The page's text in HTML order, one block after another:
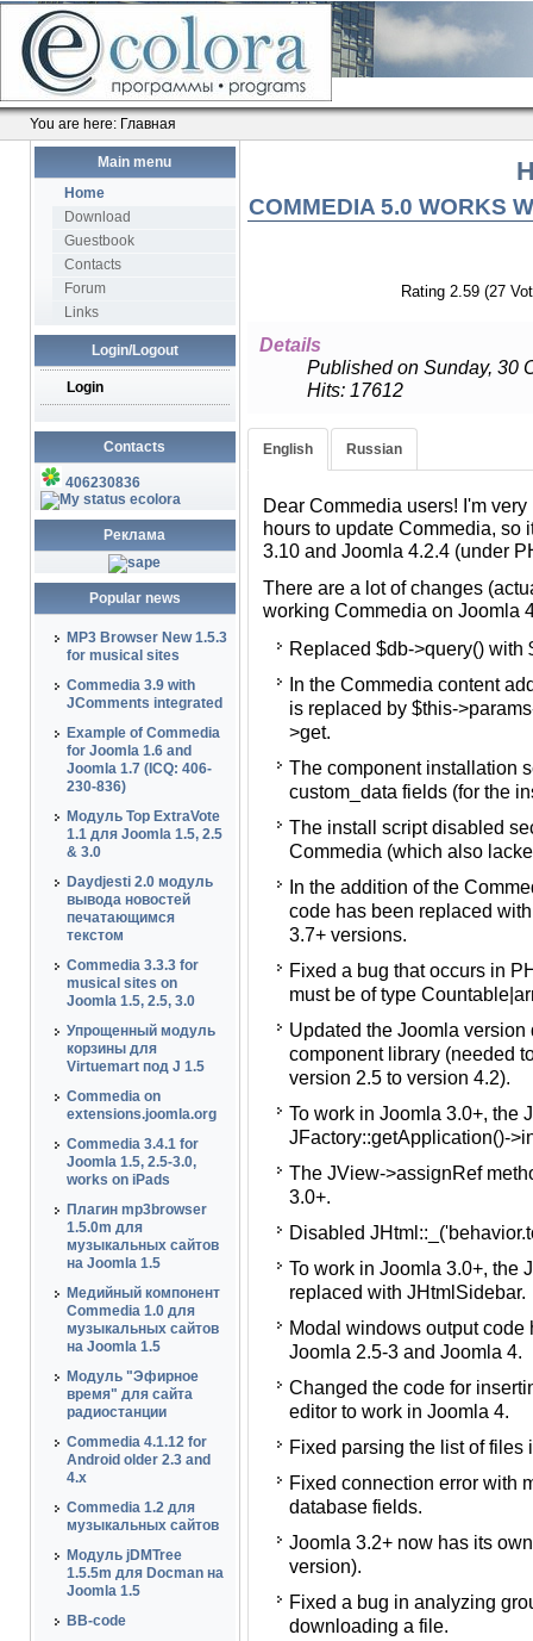
You are here: Главная
Main menu
Home
Download
Guestbook
Contacts
Forum
Links
Login/Logout
Login
Contacts
406230836
ecolora
Реклама
Popular news
MP3 Browser New 1.5.3
for musical sites
Commedia 3.9 with
JComments integrated
Example of Commedia
for Joomla 1.6 and
Joomla 1.7 (ICQ: 406-
230-836)
Модуль Top ExtraVote
1.1 для Joomla 1.5, 2.5
& 3.0
Daydjesti 2.0 модуль
вывода новостей
печатающимся
текстом
Commedia 3.3.3 for
musical sites on
Joomla 1.5, 2.5, 3.0
Упрощенный модуль
корзины для
Virtuemart под J 1.5
Commedia on
extensions.joomla.org
Commedia 3.4.1 for
Joomla 1.5, 2.5-3.0,
works on iPads
Плагин mp3browser
1.5.0m для
музыкальных сайтов
на Joomla 1.5
Медийный компонент
Commedia 1.0 для
музыкальных сайтов
на Joomla 1.5
Модуль "Эфирное
время" для сайта
радиостанции
Commedia 4.1.12 for
Android older 2.3 and
4.x
Commedia 1.2 для
музыкальных сайтов
Модуль jDMTree
1.5.5m для Docman на
Joomla 1.5
BB-code
COMMEDIA 5.0 WORKS
Rating 2.59 (27
Details
Published on Sunday, 30
Hits: 17612
English Russian
Dear Commedia users! I'm
hours to update Commedia, so
3.10 and Joomla 4.2.4 (under
There are a lot of changes
working Commedia on Joomla
Replaced $db->query() with
In the Commedia content
is replaced by $this-
>get.
The component installation
custom_data fields (for the
The install script disabled
Commedia (which also
In the addition of the
code has been replaced
3.7+ versions.
Fixed a bug that occurs in
must be of type
Updated the Joomla
component library (needed
version 2.5 to version 4.2).
To work in Joomla 3.0+, the
JFactory::getApplication()-
The JView->assignRef
3.0+.
Disabled
To work in Joomla 3.0+, the
replaced with JHtmlSidebar.
Modal windows output code
Joomla 2.5-3 and Joomla 4.
Changed the code for
editor to work in Joomla 4.
Fixed parsing the list of files
Fixed connection error with
database fields.
Joomla 3.2+ now has its
version).
Fixed a bug in analyzing
downloading a file.
Уважаемые друзья! Наконец-
чтобы провести работу по
которой сохранена
время добавлена поддержка
Сделано на самом деле было
В файлах для версии
>execute()
В контентном плагине
значений параметров с
В скрипте установки
client_id и custom_data
Joomla 4).
В скрипте установки
ранними версиями
параметры, связанные с
В плагине кнопки
"if (!$app-
Исправлена ошибка,
Argument #1 ($value) must
связанная с группами
Обновлена функция
компонента Commedia
работы на Joomla с
Для работы в Joomla 3.0+
JFactory::getApplication()-
Для работы в Joomla 3.0+
Отключен класс
Для работы в Joomla 3.0+
JHtmlSidebar.
Переписан код вывода
Joomla 2.5-3 и Joomla 4.
Изменен код вставки
работы в Joomla 4.
Исправлена ошибка
папке, когда их там нет.
Исправлена ошибка в
умолчанию у некоторых
Для Joomla 3.2+ теперь
(отличная от более старых
Исправлена ошибка
голосовании и